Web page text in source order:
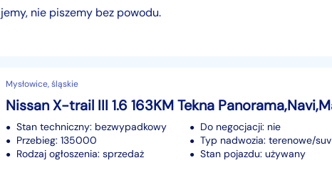
nie piszemy bez powodu.
Mysłowice, śląskie
Stan techniczny: bezwypadkowy
Przebieg: 135000
Rodzaj ogłoszenia: sprzedaż
Do negocjacji: nie
Typ nadwozia: terenowe/suv
Stan pojazdu: używany